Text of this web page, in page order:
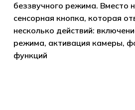
беззвучного режима. Вместо
сенсорная кнопка, которая
несколько действий:
режима, активация камеры,
функций